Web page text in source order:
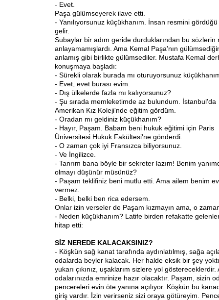
- Evet.
Paşa gülümseyerek ilave etti.
- Yanılıyorsunuz küçükhanım. İnsan resmini
gelir.
Subaylar bir adım geride durduklarından bu sözlerin
anlayamamışlardı. Ama Kemal Paşa'nın
anlamış gibi birlikte gülümsediler. Mustafa Kemal
konuşmaya başladı:
- Sürekli olarak burada mı oturuyorsunuz
- Evet, evet burası evim.
- Dış ülkelerde fazla mı kalıyorsunuz?
- Şu sırada memleketimde az bulundum. İstanbul'da
Amerikan Kız Koleji'nde eğitim gördüm.
- Oradan mı geldiniz küçükhanım?
- Hayır, Paşam. Babam beni hukuk eğitimi için Paris
Üniversitesi Hukuk Fakültesi'ne gönderdi.
- O zaman çok iyi Fransızca biliyorsunuz.
- Ve İngilizce.
- Tanrım bana böyle bir sekreter lazım! Benim
olmayı düşünür müsünüz?
- Paşam teklifiniz beni mutlu etti. Ama ailem benim
vermez.
- Belki, belki ben rica edersem.
Onlar izin verseler de Paşam kızmayın ama, o
- Neden küçükhanım? Latife birden refakatte
hitap etti:
SİZ NEREDE KALACAKSINIZ?
- Köşkün sağ kanat tarafında aydınlatılmış, sağa
odalarda beyler kalacak. Her halde eksik bir şey
yukarı çıkınız, uşaklarım sizlere yol
odalarınızda emrinize hazır olacaktır. Paşam, sizin
pencereleri evin öte yanına açılıyor. Köşkün bu
giriş vardır. İzin verirseniz sizi oraya götüreyim.